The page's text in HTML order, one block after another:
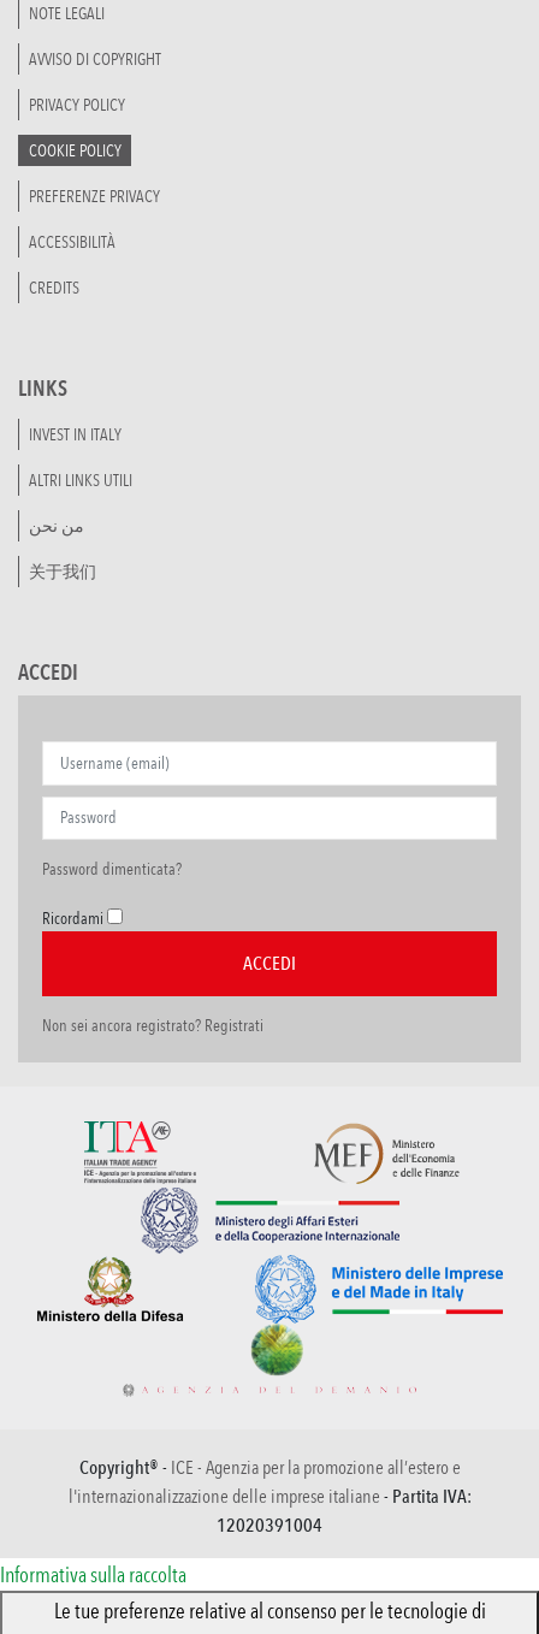
NOTE LEGALI
AVVISO DI COPYRIGHT
PRIVACY POLICY
COOKIE POLICY
PREFERENZE PRIVACY
ACCESSIBILITÀ
CREDITS
LINKS
INVEST IN ITALY
ALTRI LINKS UTILI
من نحن
关于我们
ACCEDI
Password dimenticata?
Ricordami
Non sei ancora registrato? Registrati
Copyright® - ICE - Agenzia per la promozione all’estero e
l'internazionalizzazione delle imprese italiane - Partita IVA:
12020391004
Informativa sulla raccolta
Le tue preferenze relative al consenso per le tecnologie di